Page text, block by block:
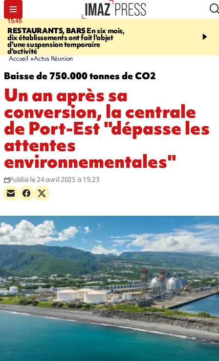
15:45
RESTAURANTS, BARSEn six mois,
dix établissements ont fait l'objet
d'une suspension temporaire
d'activité
17:17
Angeles, un homme vit
Accueil Actus Réunion
Baisse de 750.000 tonnes de CO2
Un an après sa
conversion, la centrale
de Port-Est "dépasse les
attentes
environnementales"
Publié le 24 avril 2025 à 15:23